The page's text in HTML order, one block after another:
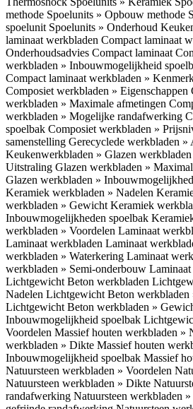
methode Spoelunits » Opbouw methode
spoelunit Spoelunits » Onderhoud
laminaat werkbladen Compact laminaat
Onderhoudsadvies Compact laminaat
werkbladen » Inbouwmogelijkheid
Compact laminaat werkbladen »
Composiet werkbladen » Eigenschappen
werkbladen » Maximale afmetingen
werkbladen » Mogelijke randafwerking
spoelbak Composiet werkbladen »
samenstelling Gerecyclede werkbladen »
Keukenwerkbladen » Glazen werkbladen
Uitstraling Glazen werkbladen »
Glazen werkbladen »
Keramiek werkbladen » Nadelen
werkbladen » Gewicht Keramiek
Inbouwmogelijkheden spoelbak
werkbladen » Voordelen Laminaat
Laminaat werkbladen Laminaat
werkbladen » Waterkering Laminaat
werkbladen » Semi-onderbouw
Lichtgewicht Beton werkbladen
Nadelen Lichtgewicht Beton werkbladen
Lichtgewicht Beton werkbladen »
Inbouwmogelijkheid spoelbak
Voordelen Massief houten werkbladen »
werkbladen » Dikte Massief houten
Inbouwmogelijkheid spoelbak Massief
Natuursteen werkbladen » Voordelen
Natuursteen werkbladen » Dikte
randafwerking Natuursteen werkbladen